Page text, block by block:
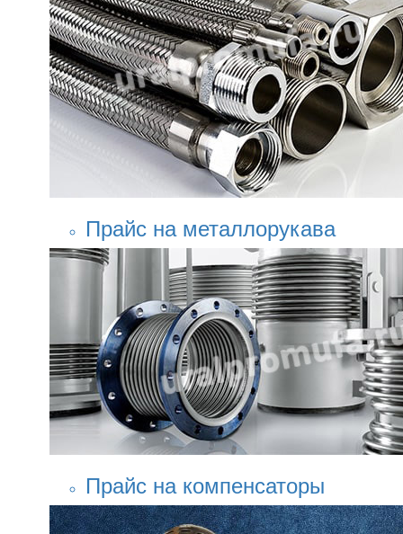
Прайс на металлорукава
Прайс на компенсаторы